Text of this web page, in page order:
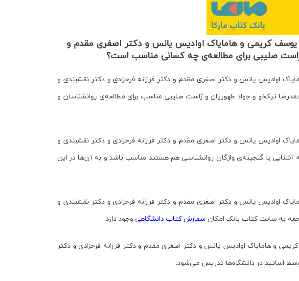
کریمی و هامایاک اوادیس یانس و دکتر اصغری مقدم و
ژاست صلیبی برای مطالعه‌ی چه کسانی مناسب است؟
اوادیس یانس و دکتر اصغری مقدم و دکتر فرزانه فرحزادی و دکتر نقشبندی و
نیکخو و جواد طهوریان و ژاست صلیبی مناسب برای مطالعه‌ی روانشناسان و
اوادیس یانس و دکتر اصغری مقدم و دکتر فرزانه فرحزادی و دکتر نقشبندی و
آشنایی با گنجینه‌ی واژگان روانشناسی هم هستند مناسب باشد و به آن‌ها در این
اوادیس یانس و دکتر اصغری مقدم و دکتر فرزانه فرحزادی و دکتر نقشبندی و
به سایت کتاب بانک امکان سفارش کتاب دانشگاهی وجود دارد.
و هامایاک اوادیس یانس و دکتر اصغری مقدم و دکتر فرزانه فرحزادی و دکتر
اساتید در دانشگاه‌ها تدریس می‌شود.